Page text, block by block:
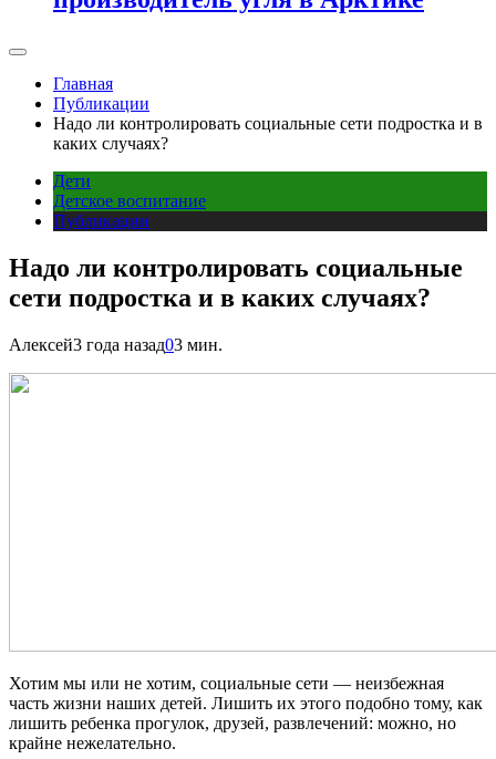
Главная
Публикации
Надо ли контролировать социальные сети подростка и в
каких случаях?
Дети
Детское воспитание
Публикации
Надо ли контролировать социальные
сети подростка и в каких случаях?
Алексей3 года назад03 мин.
Хотим мы или не хотим, социальные сети — неизбежная
часть жизни наших детей. Лишить их этого подобно тому, как
лишить ребенка прогулок, друзей, развлечений: можно, но
крайне нежелательно.